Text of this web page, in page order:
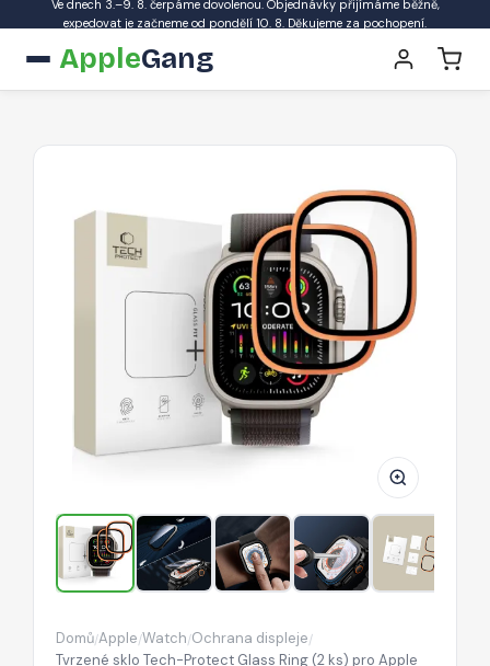
Ve dnech 3.–9. 8. čerpáme dovolenou. Objednávky přijímáme běžně,
expedovat je začneme od pondělí 10. 8. Děkujeme za pochopení.
AppleGang
Tvrzené
sklo
Tech-
Protect
Glass
(2
ks)
pro
Apple
Ultra
Domů/Apple/Watch/Ochrana displeje/
Tvrzené sklo Tech-Protect Glass Ring (2 ks) pro Apple